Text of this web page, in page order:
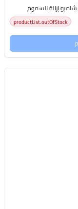
productList.outOfStock